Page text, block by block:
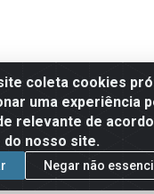
coleta cookies
uma experiência
relevante de
do nosso site.
Negar não